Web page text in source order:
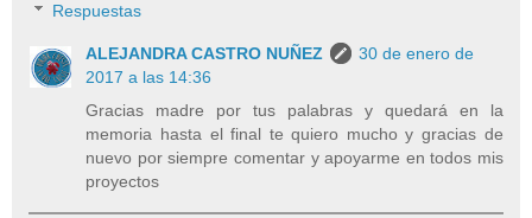
Respuestas
ALEJANDRA CASTRO NUÑEZ
30 de enero de
2017 a las 14:36
Gracias madre por tus palabras y quedará en la
memoria hasta el final te quiero mucho y gracias de
nuevo por siempre comentar y apoyarme en todos mis
proyectos